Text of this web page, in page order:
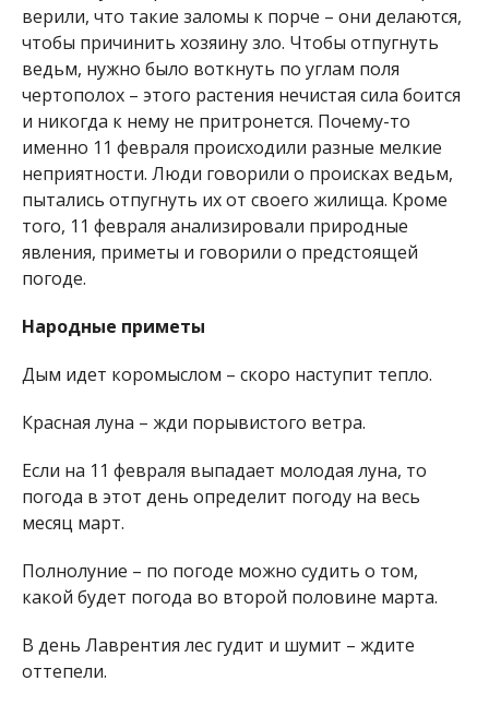
верили, что такие заломы к порче – они делаются,
чтобы причинить хозяину зло. Чтобы отпугнуть
ведьм, нужно было воткнуть по углам поля
чертополох – этого растения нечистая сила боится
и никогда к нему не притронется. Почему-то
именно 11 февраля происходили разные мелкие
неприятности. Люди говорили о происках ведьм,
пытались отпугнуть их от своего жилища. Кроме
того, 11 февраля анализировали природные
явления, приметы и говорили о предстоящей
погоде.
Народные приметы
Дым идет коромыслом – скоро наступит тепло.
Красная луна – жди порывистого ветра.
Если на 11 февраля выпадает молодая луна, то
погода в этот день определит погоду на весь
месяц март.
Полнолуние – по погоде можно судить о том,
какой будет погода во второй половине марта.
В день Лаврентия лес гудит и шумит – ждите
оттепели.